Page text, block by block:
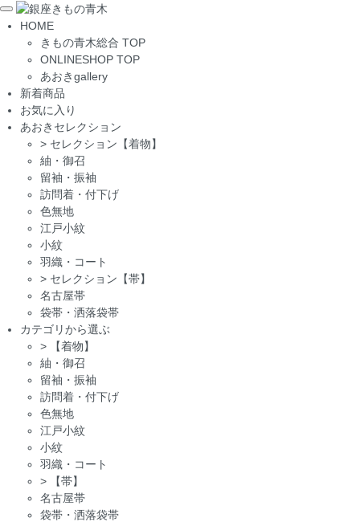
Toggle
navigation
HOME
きもの青木総合 TOP
ONLINESHOP TOP
あおきgallery
新着商品
お気に入り
あおきセレクション
> セレクション【着物】
紬・御召
留袖・振袖
訪問着・付下げ
色無地
江戸小紋
小紋
羽織・コート
> セレクション【帯】
名古屋帯
袋帯・洒落袋帯
カテゴリから選ぶ
>
【着物】
紬・御召
留袖・振袖
訪問着・付下げ
色無地
江戸小紋
小紋
羽織・コート
>
【帯】
名古屋帯
袋帯・洒落袋帯